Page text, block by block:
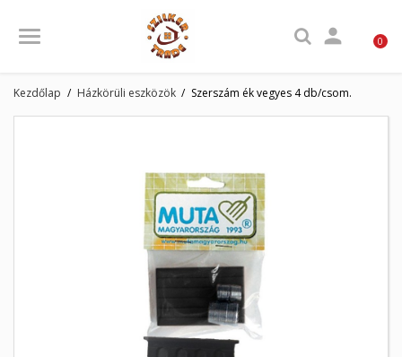
 0
Kezdőlap Házkörüli eszközök Szerszám ék vegyes 4 db/csom.